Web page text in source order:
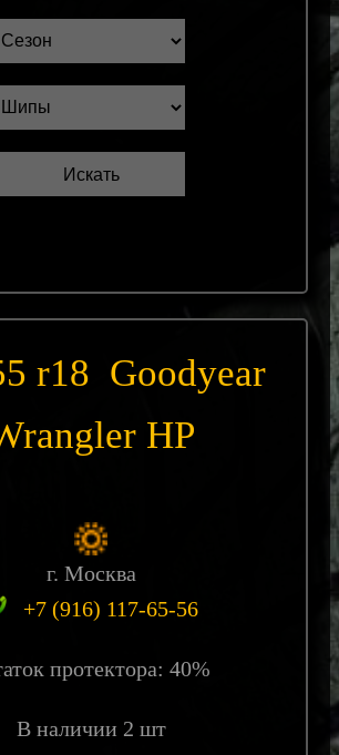
r18 Goodyear
HP
г. Москва
+7 (916) 117-65-56
протектора: 40%
В наличии 2 шт